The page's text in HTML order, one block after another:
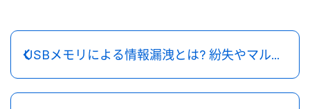
USBメモリによる情報漏洩とは? 紛失やマルウェア感染事例について対策とともに解説